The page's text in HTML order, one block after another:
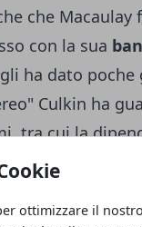
ottimizzare il
che Macaulay
con la sua
ha dato
Culkin ha
tra cui la
lasciare il
"Richie Rich - Il